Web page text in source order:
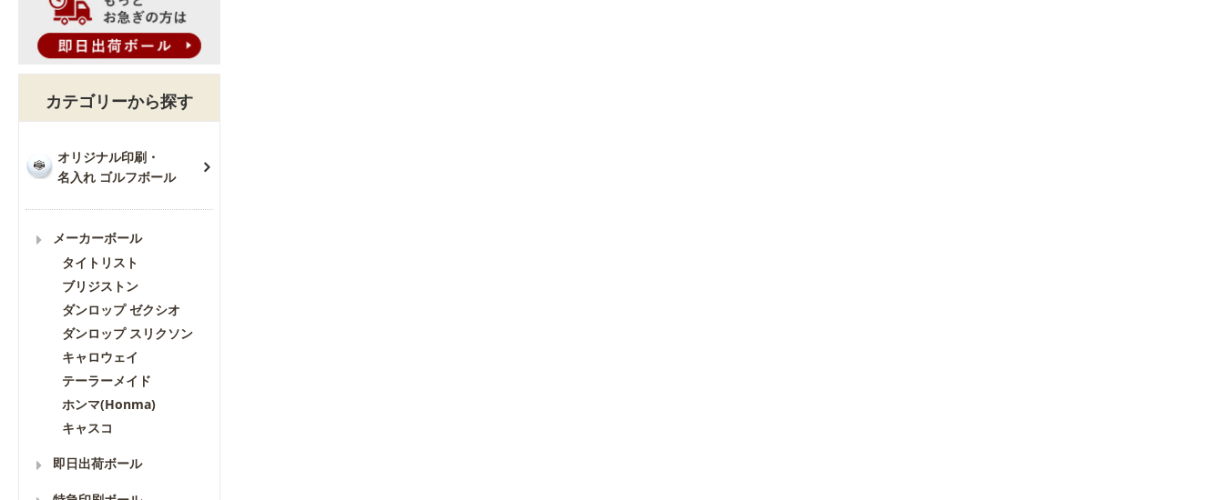
カテゴリーから探す
オリジナル印刷・
名入れ ゴルフボール
メーカーボール
タイトリスト
ブリジストン
ダンロップ ゼクシオ
ダンロップ スリクソン
キャロウェイ
テーラーメイド
ホンマ(Honma)
キャスコ
即日出荷ボール